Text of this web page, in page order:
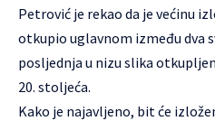
Petrović je rekao da je većinu
otkupio uglavnom između dva
posljednja u nizu slika
20. stoljeća.
Kako je najavljeno, bit će